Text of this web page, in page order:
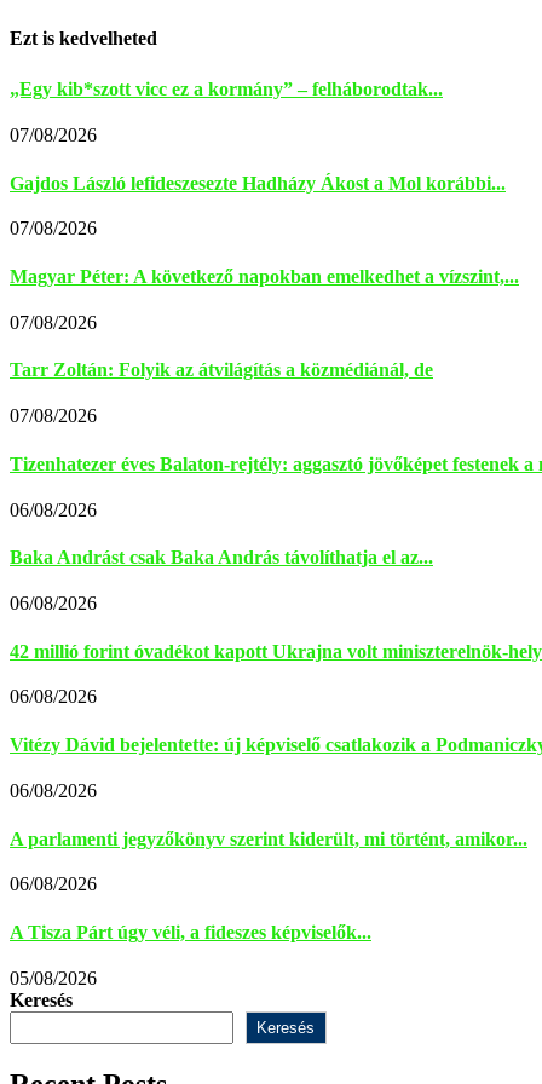
Ezt is kedvelheted
„Egy kib*szott vicc ez a kormány” – felháborodtak...
07/08/2026
Gajdos László lefideszesezte Hadházy Ákost a Mol korábbi...
07/08/2026
Magyar Péter: A következő napokban emelkedhet a vízszint,...
07/08/2026
Tarr Zoltán: Folyik az átvilágítás a közmédiánál, de
07/08/2026
Tizenhatezer éves Balaton-rejtély: aggasztó jövőképet festenek a
06/08/2026
Baka Andrást csak Baka András távolíthatja el az...
06/08/2026
42 millió forint óvadékot kapott Ukrajna volt miniszterelnök-
06/08/2026
Vitézy Dávid bejelentette: új képviselő csatlakozik a
06/08/2026
A parlamenti jegyzőkönyv szerint kiderült, mi történt, amikor...
06/08/2026
A Tisza Párt úgy véli, a fideszes képviselők...
05/08/2026
Keresés
Keresés